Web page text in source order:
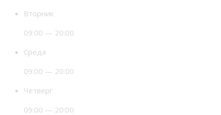
Вторник
09:00 — 20:00
Среда
09:00 — 20:00
Четверг
09:00 — 20:00